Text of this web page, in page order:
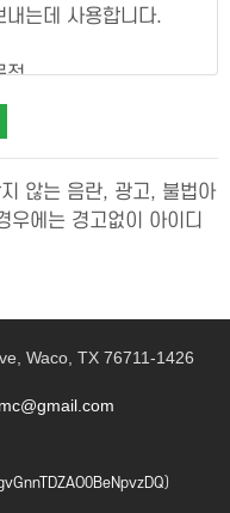
"등록" 단추를 누르는
자가 다음 각 호에
우
저해할 목적으로 신
가 해소될 때까지 승
정하는 경우
는데 사용합니다.
적
관한 정보로서 정보
호 등의 사항에 의하여
해 정보만으로는 특정
보와 용이하게 결합하
합니다.
록이 없이 언제든지
아래와 같이 이용하고
바탕으로 보다 더 유
않는 음란, 광고, 불법아
우에는 경고없이 아이디
Waco, TX 76711-1426
)